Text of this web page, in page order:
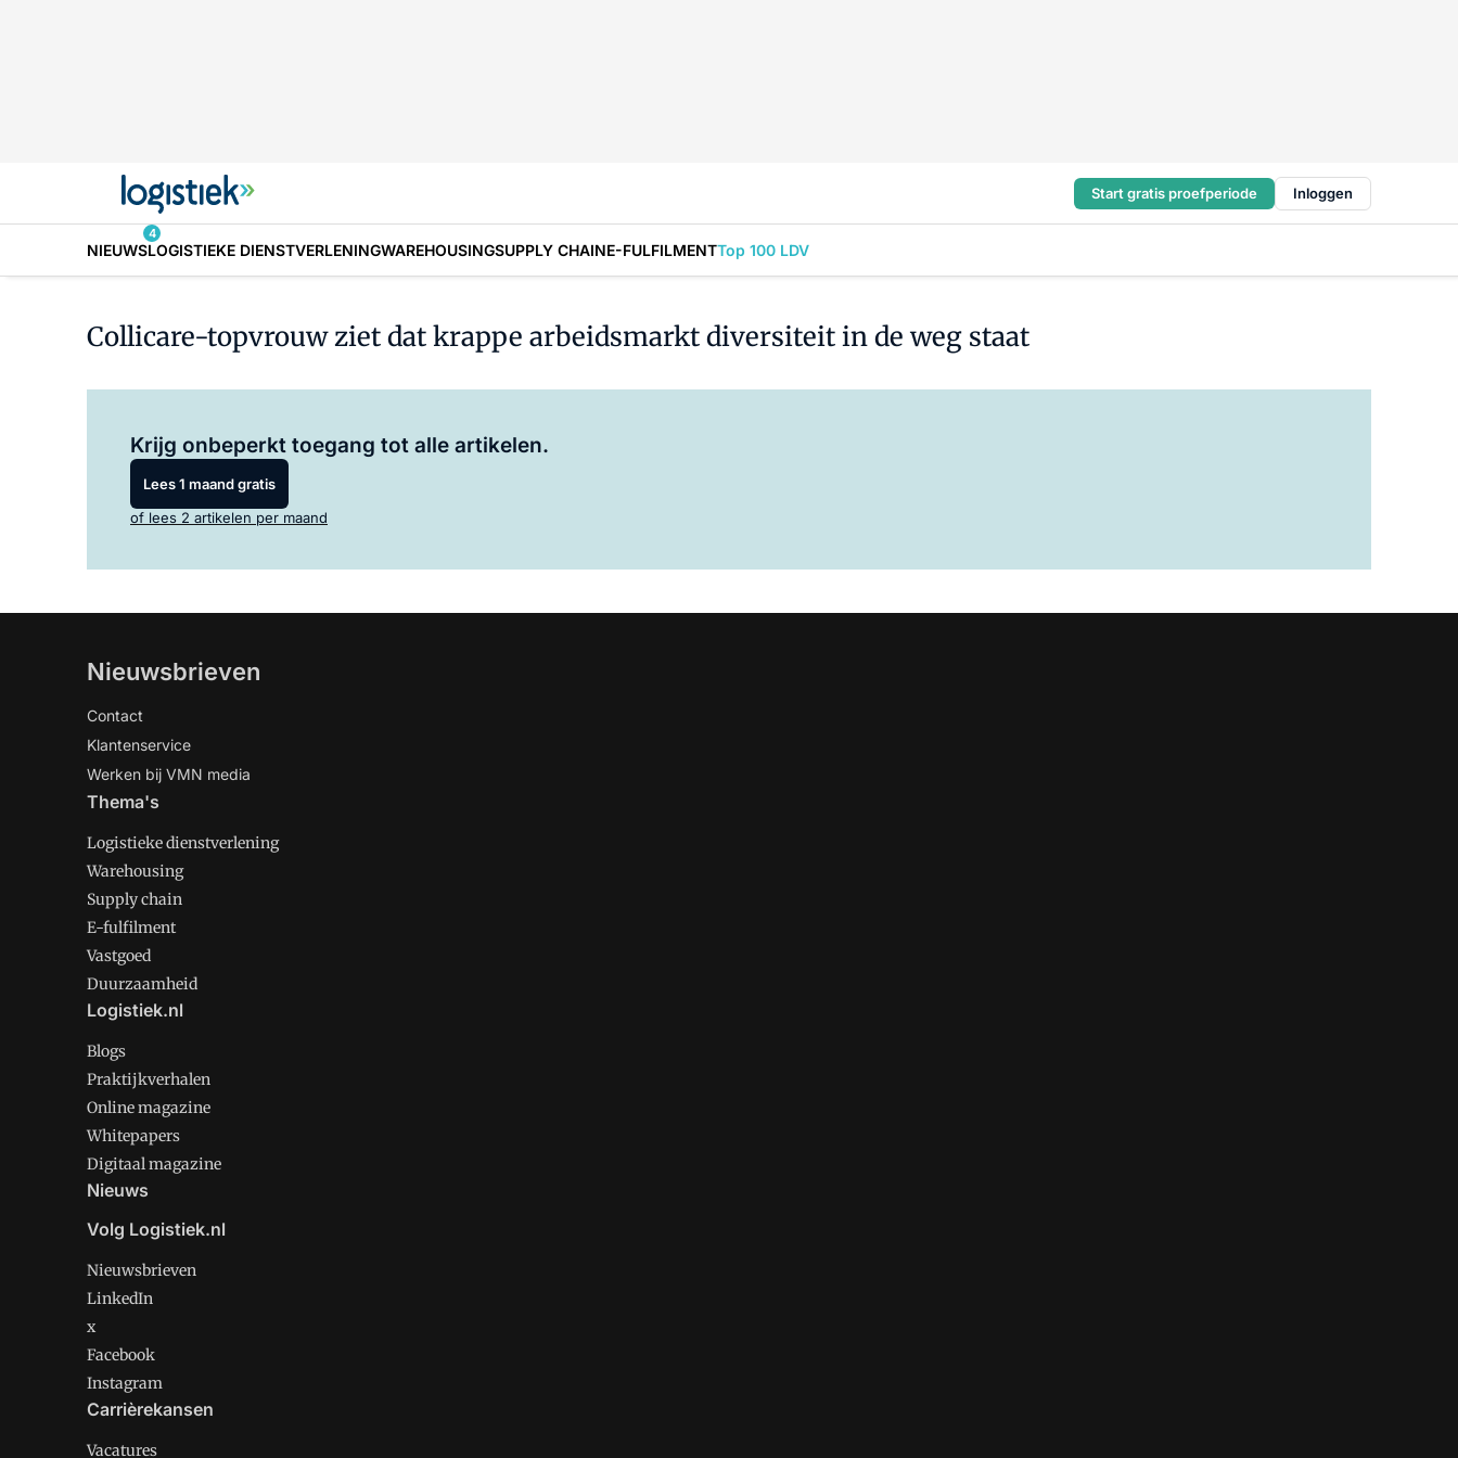
Start gratis proefperiode Inloggen
NIEUWS
4
LOGISTIEKE DIENSTVERLENINGWAREHOUSINGSUPPLY CHAINE-FULFILMENTTop 100 LDV
Collicare-topvrouw ziet dat krappe arbeidsmarkt diversiteit in de weg staat
Krijg onbeperkt toegang tot alle artikelen.
Lees 1 maand gratis
of lees 2 artikelen per maand
Nieuwsbrieven
Contact
Klantenservice
Werken bij VMN media
Thema's
Logistieke dienstverlening
Warehousing
Supply chain
E-fulfilment
Vastgoed
Duurzaamheid
Logistiek.nl
Blogs
Praktijkverhalen
Online magazine
Whitepapers
Digitaal magazine
Nieuws
Volg Logistiek.nl
Nieuwsbrieven
LinkedIn
x
Facebook
Instagram
Carrièrekansen
Vacatures